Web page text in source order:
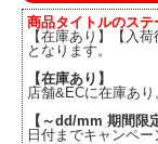
商品タイトルのステ
【在庫あり】【入
となります。
【在庫あり】
店舗&ECに在庫あり
【～dd/mm 期間限
日付までキャンペー